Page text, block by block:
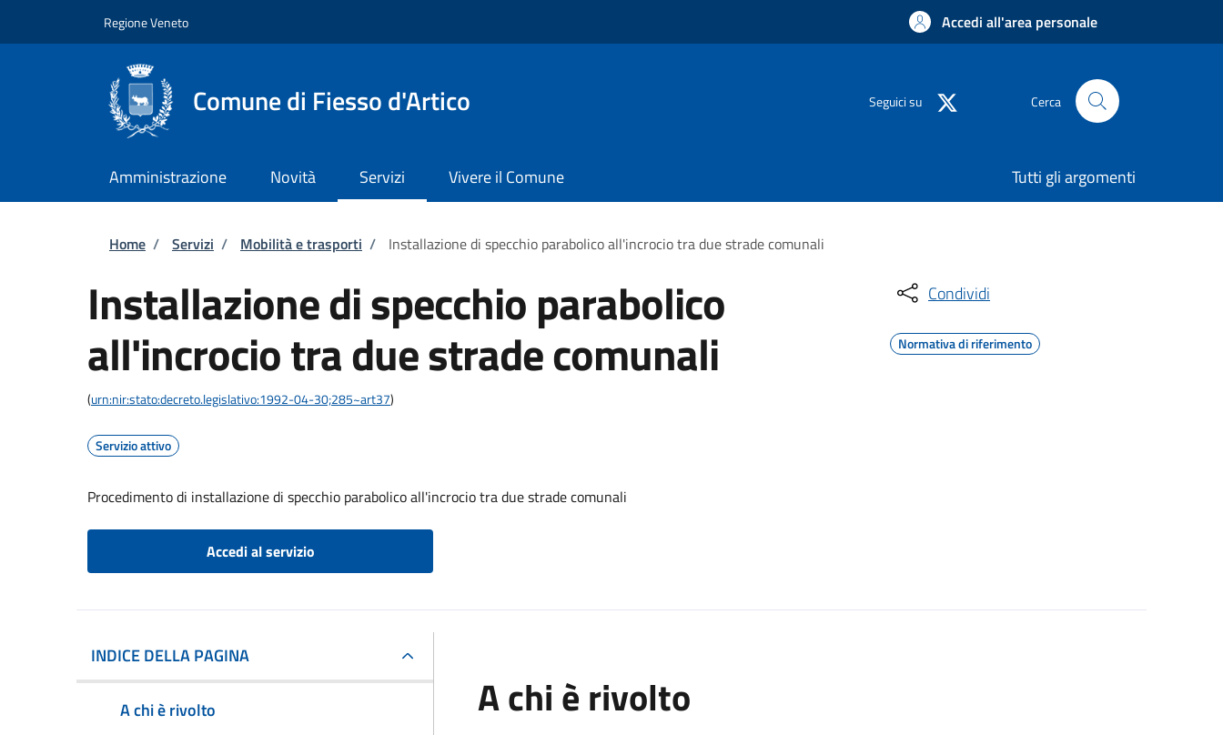
Regione Veneto Accedi all'area personale
Comune di Fiesso d'Artico Seguici su Cerca
Amministrazione Novità Servizi Vivere il Comune Tutti gli argomenti
Briciole di pane
Home / Servizi / Mobilità e trasporti / Installazione di specchio parabolico all'incrocio tra due strade comunali
Installazione di specchio parabolico
all'incrocio tra due strade comunali
(urn:nir:stato:decreto.legislativo:1992-04-30;285~art37)
Servizio attivo
Procedimento di installazione di specchio parabolico all'incrocio tra due strade comunali
Accedi al servizio
Condividi
Normativa di riferimento
INDICE DELLA PAGINA
A chi è rivolto
A chi è rivolto